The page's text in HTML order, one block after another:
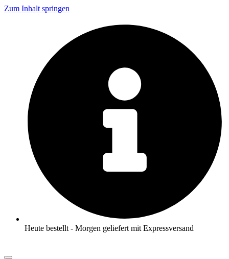
Zum Inhalt springen
Heute bestellt - Morgen geliefert mit Expressversand